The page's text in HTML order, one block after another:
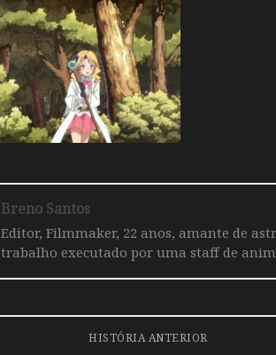
Breno Santos
Editor, Filmmaker, 22 anos, amante de
trabalho executado por uma staff de
HISTÓRIA ANTERIOR